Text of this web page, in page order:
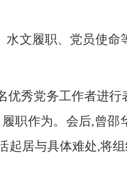
文履职、党员使
秀党务工作者进行
职作为。会后,曾邵
居与具体难处,将